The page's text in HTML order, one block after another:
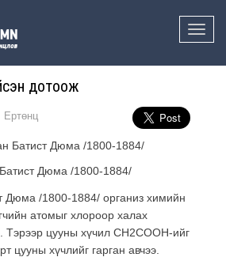
Toggle
дотоож
Ертөнц
Дюма /1800-1884/
Дюма /1800-1884/ организ химийн
атомыг хлороор халах
Тэрээр цууны хүчил CH2COOH-ийг
цууны хүчлийг гарган авчээ.